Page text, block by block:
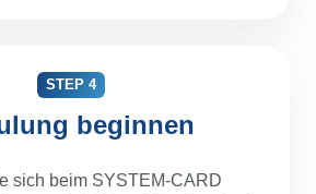
STEP 4
beginnen
sich beim SYSTEM-CARD